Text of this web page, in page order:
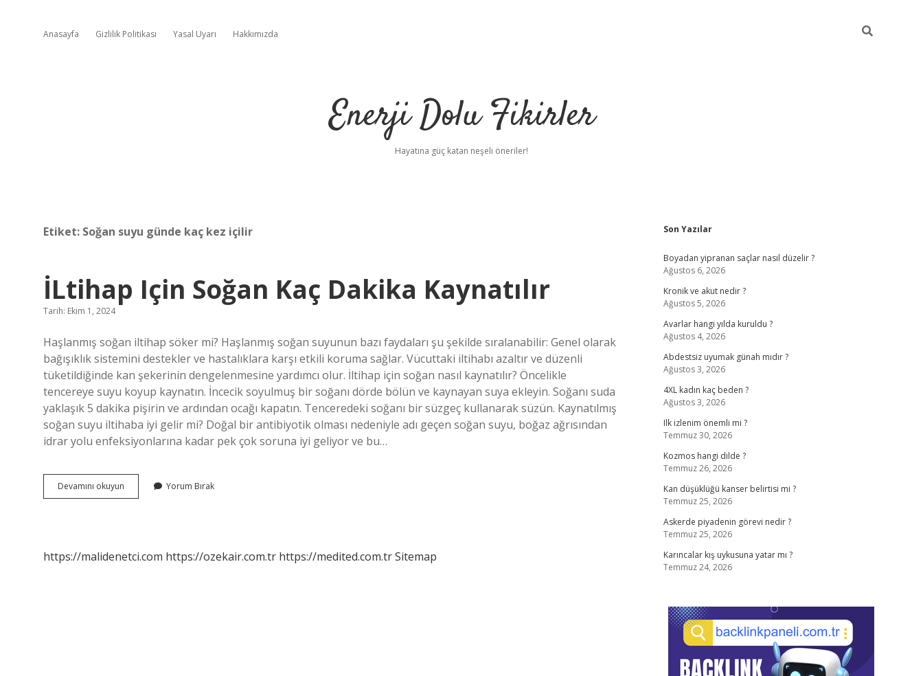
Anasayfa Gizlilik Politikası Yasal Uyarı Hakkımızda
Enerji Dolu Fikirler
Hayatına güç katan neşeli öneriler!
Etiket: Soğan suyu günde kaç kez içilir
İLtihap Için Soğan Kaç Dakika Kaynatılır
Tarih: Ekim 1, 2024
Haşlanmış soğan iltihap söker mi? Haşlanmış soğan suyunun bazı faydaları şu şekilde sıralanabilir: Genel olarak
bağışıklık sistemini destekler ve hastalıklara karşı etkili koruma sağlar. Vücuttaki iltihabı azaltır ve düzenli
tüketildiğinde kan şekerinin dengelenmesine yardımcı olur. İltihap için soğan nasıl kaynatılır? Öncelikle
tencereye suyu koyup kaynatın. İncecik soyulmuş bir soğanı dörde bölün ve kaynayan suya ekleyin. Soğanı suda
yaklaşık 5 dakika pişirin ve ardından ocağı kapatın. Tenceredeki soğanı bir süzgeç kullanarak süzün. Kaynatılmış
soğan suyu iltihaba iyi gelir mi? Doğal bir antibiyotik olması nedeniyle adı geçen soğan suyu, boğaz ağrısından
idrar yolu enfeksiyonlarına kadar pek çok soruna iyi geliyor ve bu…
Devamını okuyun
Için
Yorum Bırak
https://malidenetci.com https://ozekair.com.tr https://medited.com.trSitemap
Sidebar
Son Yazılar
Boyadan yipranan saçlar nasıl düzelir ?
Ağustos 6, 2026
Kronik ve akut nedir ?
Ağustos 5, 2026
Avarlar hangi yılda kuruldu ?
Ağustos 4, 2026
Abdestsiz uyumak günah mıdır ?
Ağustos 3, 2026
4XL kadın kaç beden ?
Ağustos 3, 2026
Ilk izlenim önemli mi ?
Temmuz 30, 2026
Kozmos hangi dilde ?
Temmuz 26, 2026
Kan düşüklüğü kanser belirtisi mi ?
Temmuz 25, 2026
Askerde piyadenin görevi nedir ?
Temmuz 25, 2026
Karıncalar kış uykusuna yatar mı ?
Temmuz 24, 2026